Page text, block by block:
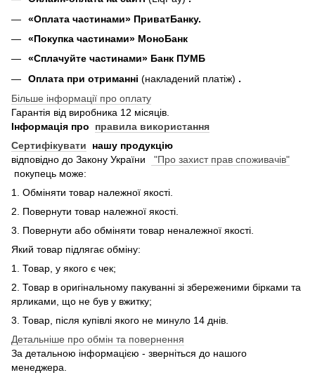
«Оплата частинами» ПриватБанку.
«Покупка частинами» МоноБанк
«Сплачуйте частинами» Банк ПУМБ
Оплата при отриманні (накладений платіж) .
Більше інформації про оплату
Гарантія від виробника 12 місяців.
Інформація про правила використання
Сертифікувати нашу продукцію
відповідно до Закону України
"Про захист прав споживачів"
покупець може:
1. Обміняти товар належної якості.
2. Повернути товар належної якості.
3. Повернути або обміняти товар неналежної якості.
Який товар підлягає обміну:
1. Товар, у якого є чек;
2. Товар в оригінальному пакуванні зі збереженими бірками та
ярликами, що не був у вжитку;
3. Товар, після купівлі якого не минуло 14 днів.
Детальніше про обмін та повернення
За детальною інформацією - зверніться до нашого
менеджера.